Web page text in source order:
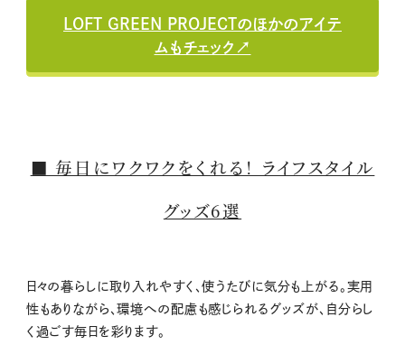
LOFT GREEN PROJECTのほかのアイテ
ムもチェック↗︎
■ 毎日にワクワクをくれる！ ライフスタイル
グッズ6選
日々の暮らしに取り入れやすく、使うたびに気分も上がる。実用
性もありながら、環境への配慮も感じられるグッズが、自分らし
く過ごす毎日を彩ります。